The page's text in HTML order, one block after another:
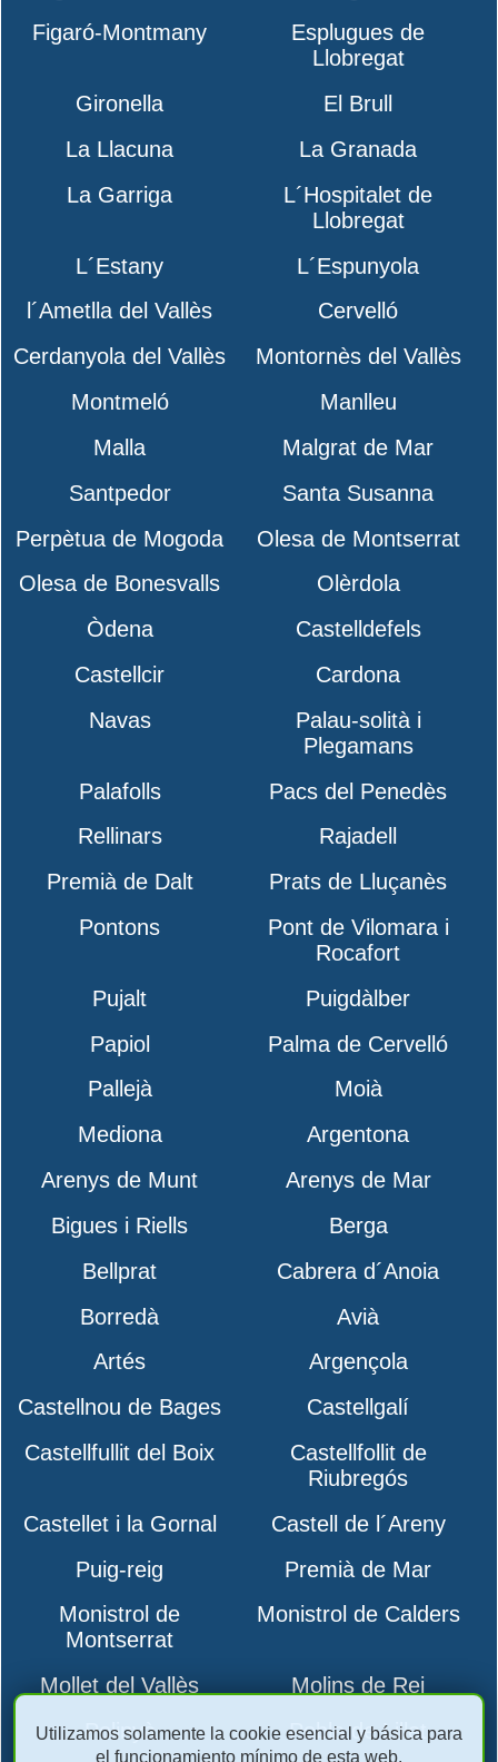
Figaró-Montmany
Esplugues de
Llobregat
Gironella
El Brull
La Llacuna
La Granada
La Garriga
L´Hospitalet de
Llobregat
L´Estany
L´Espunyola
l´Ametlla del Vallès
Cervelló
Cerdanyola del Vallès
Montornès del Vallès
Montmeló
Manlleu
Malla
Malgrat de Mar
Santpedor
Santa Susanna
Perpètua de Mogoda
Olesa de Montserrat
Olesa de Bonesvalls
Olèrdola
Òdena
Castelldefels
Castellcir
Cardona
Navas
Palau-solità i
Plegamans
Palafolls
Pacs del Penedès
Rellinars
Rajadell
Premià de Dalt
Prats de Lluçanès
Pontons
Pont de Vilomara i
Rocafort
Pujalt
Puigdàlber
Papiol
Palma de Cervelló
Pallejà
Moià
Mediona
Argentona
Arenys de Munt
Arenys de Mar
Bigues i Riells
Berga
Bellprat
Cabrera d´Anoia
Borredà
Avià
Artés
Argençola
Castellnou de Bages
Castellgalí
Castellfullit del Boix
Castellfollit de
Riubregós
Castellet i la Gornal
Castell de l´Areny
Puig-reig
Premià de Mar
Monistrol de
Montserrat
Monistrol de Calders
Mollet del Vallès
Molins de Rei
Polinyà
Pobla de Lillet
Utilizamos solamente la cookie esencial y básica para
el funcionamiento mínimo de esta web.